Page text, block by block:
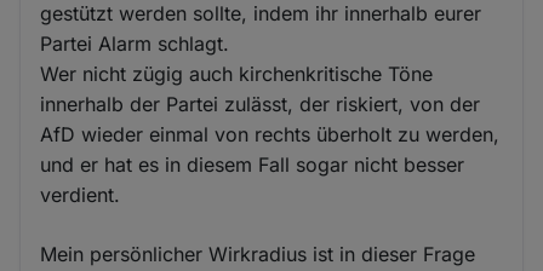
gestützt werden sollte, indem ihr innerhalb eurer
Partei Alarm schlagt.
Wer nicht zügig auch kirchenkritische Töne
innerhalb der Partei zulässt, der riskiert, von der
AfD wieder einmal von rechts überholt zu werden,
und er hat es in diesem Fall sogar nicht besser
verdient.
Mein persönlicher Wirkradius ist in dieser Frage